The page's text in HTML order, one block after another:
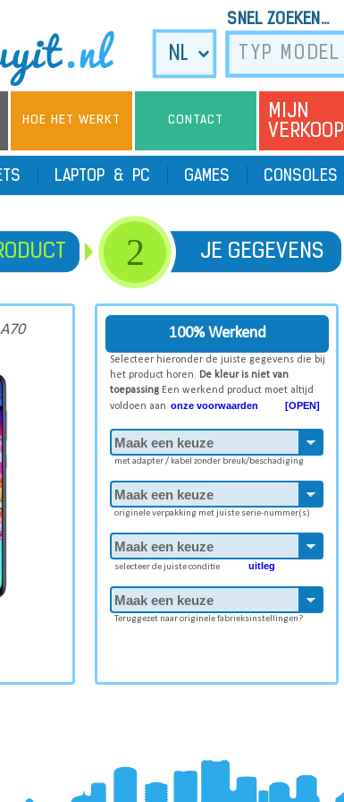
SNEL ZOEKEN...
HOE HET WERKT CONTACT
MIJN
VERKOOP
LAPTOP & PC GAMES CONSOLES
2 JE GEGEVENS
100% Werkend
Selecteer hieronder de juiste gegevens die bij
het product horen. De kleur is niet van
toepassing Een werkend product moet altijd
voldoen aan onze voorwaarden [OPEN]
met adapter / kabel zonder breuk/beschadiging
originele verpakking met juiste serie-nummer(s)
selecteer de juiste conditie uitleg
Teruggezet naar originele fabrieksinstellingen?